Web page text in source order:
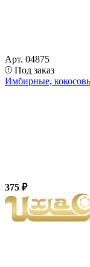
Арт. 04875
Под заказ
Имбирные,
375 ₽